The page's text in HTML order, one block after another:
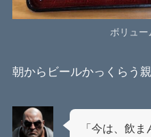
ボリュー
朝からビールかっくらう
「今は、飲